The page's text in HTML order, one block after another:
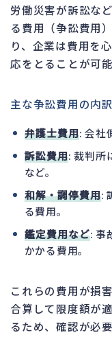
労働災害が訴訟な
る費用（争訟費用
り、企業は費用を
応をとることが可
主な争訟費用の内訳
弁護士費用: 会社
訴訟費用: 裁判所
など。
和解・調停費用:
る費用。
鑑定費用など: 事
かかる費用。
これらの費用が損
合算して限度額が
るため、確認が必要